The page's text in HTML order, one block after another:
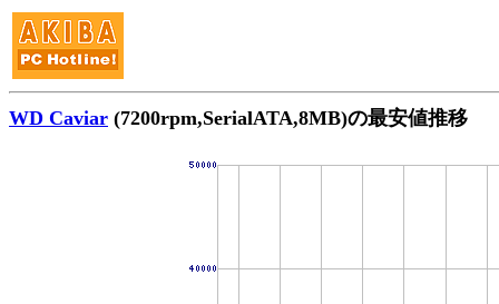
WD Caviar (7200rpm,SerialATA,8MB)の最安値推移